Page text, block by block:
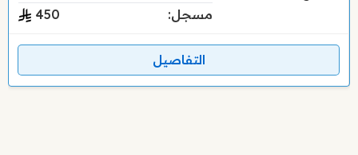
مسجل:
450
التفاصيل